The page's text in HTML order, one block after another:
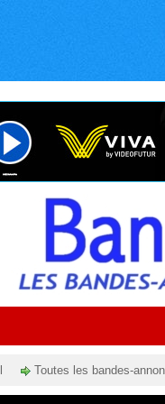
Toutes les bandes-